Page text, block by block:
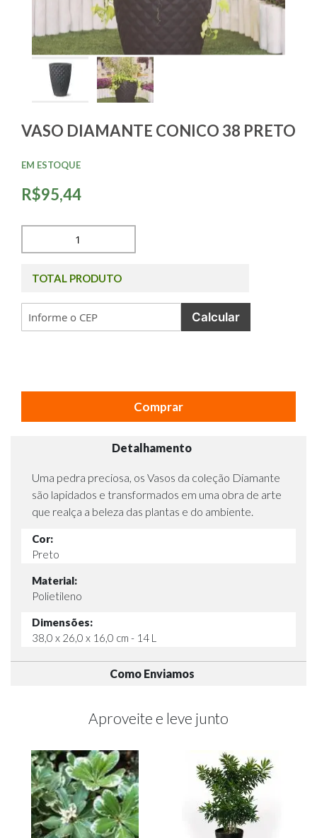
VASO DIAMANTE CONICO 38 PRETO
R$95,44
EM ESTOQUE
TOTAL PRODUTO
Calcular
Comprar
Detalhamento
Uma pedra preciosa, os Vasos da coleção Diamante
são lapidados e transformados em uma obra de arte
que realça a beleza das plantas e do ambiente.
Cor:
Preto
Material:
Polietileno
Dimensões:
38,0 x 26,0 x 16,0 cm - 14 L
Como Enviamos
Aproveite e leve junto